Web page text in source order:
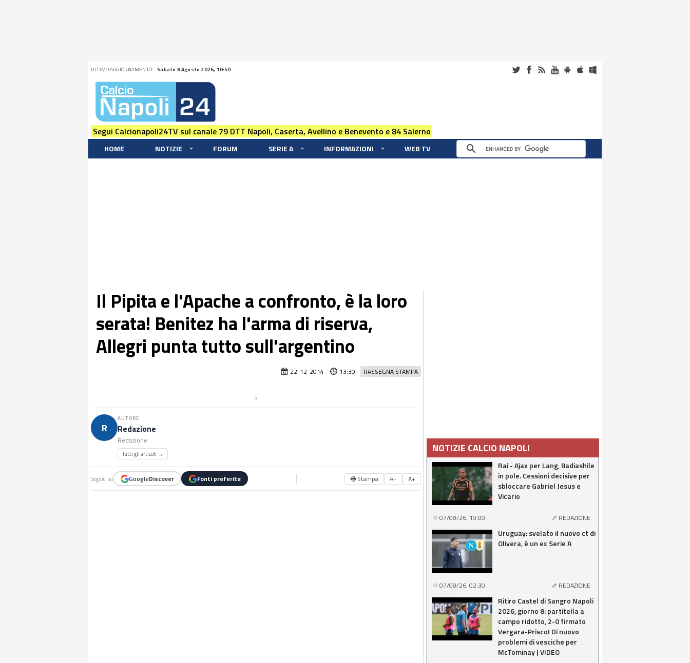
ULTIMO AGGIORNAMENTO: Sabato 8 Agosto 2026, 10:50
Segui Calcionapoli24TV sul canale 79 DTT Napoli, Caserta, Avellino e Benevento e 84 Salerno
HOME NOTIZIE FORUM SERIE A INFORMAZIONI WEB TV
Il Pipita e l'Apache a confronto, è la loro
serata! Benitez ha l'arma di riserva,
Allegri punta tutto sull'argentino
RASSEGNA STAMPA
22-12-2014 13:30
R
AUTORE
Redazione
Redazione
Tutti gli articoli →
Seguici su GoogleDiscover Fonti preferite 🖶 Stampa A− A+
NOTIZIE CALCIO NAPOLI
Rai - Ajax per Lang, Badiashile
in pole. Cessioni decisive per
sbloccare Gabriel Jesus e
Vicario
07/08/26, 19:00 REDAZIONE
Uruguay: svelato il nuovo ct di
Olivera, è un ex Serie A
07/08/26, 02:30 REDAZIONE
Ritiro Castel di Sangro Napoli
2026, giorno 8: partitella a
campo ridotto, 2-0 firmato
Vergara-Prisco! Di nuovo
problemi di vesciche per
McTominay | VIDEO